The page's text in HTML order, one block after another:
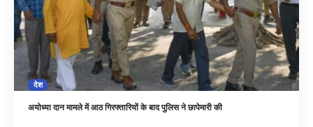
देश
अयोध्या दान मामले में आठ गिरफ्तारियों के बाद पुलिस ने छापेमारी की